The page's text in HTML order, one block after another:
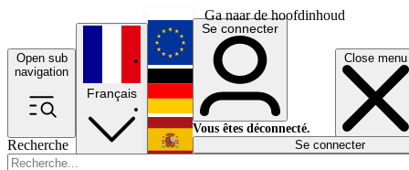
Ga naar de hoofdinhoud
Open sub
navigation
Close menu
Recherche
Français
English
Deutsch
Español
Se connecter
Vous êtes déconnecté.
Se connecter